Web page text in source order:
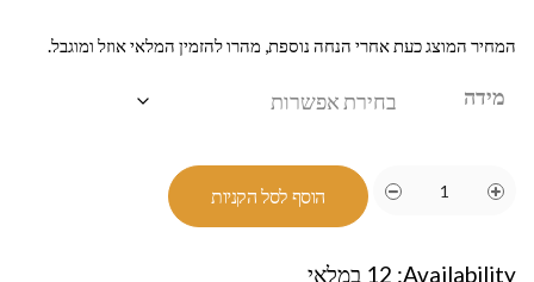
המחיר המוצג כעת אחרי הנחה נוספת, מהרו להזמין המלאי אוזל ומוגבל.
מידה
הוסף לסל הקניות
Availability: 12 במלאי